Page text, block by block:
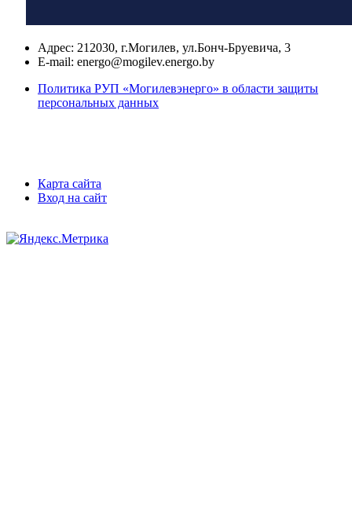
Адрес: 212030, г.Могилев, ул.Бонч-Бруевича, 3
E-mail: energo@mogilev.energo.by
Политика РУП «Могилевэнерго» в области защиты
персональных данных
Карта сайта
Вход на сайт